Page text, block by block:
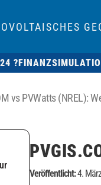
?
vs PVWatts (NREL):
Veröffentlicht:4.